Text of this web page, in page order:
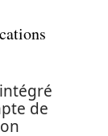
de